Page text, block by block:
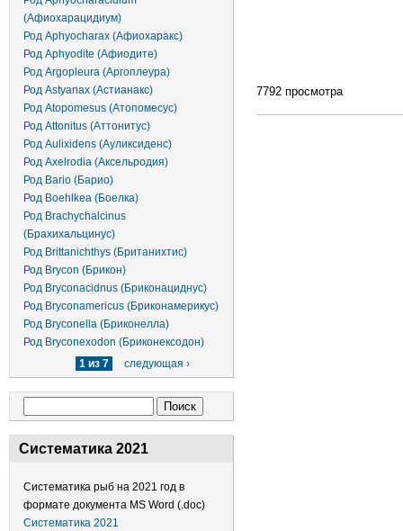
(Афиохарацидиум)
Род Aphyocharax (Афиохаракс)
Род Aphyodite (Афиодите)
Род Argopleura (Аргоплеура)
Род Astyanax (Астианакс)
Род Atopomesus (Атопомесус)
Род Attonitus (Аттонитус)
Род Aulixidens (Ауликсиденс)
Род Axelrodia (Аксельродия)
Род Bario (Барио)
Род Boehlkea (Боелка)
Род Brachychalcinus
(Брахихальцинус)
Род Brittanichthys (Британихтис)
Род Brycon (Брикон)
Род Bryconacidnus (Бриконациднус)
Род Bryconamericus (Бриконамерикус)
Род Bryconella (Бриконелла)
Род Bryconexodon (Бриконексодон)
1 из 7
следующая ›
Систематика 2021
Систематика рыб на 2021 год в
формате документа MS Word (.doc)
Систематика 2021
7792 просмотра